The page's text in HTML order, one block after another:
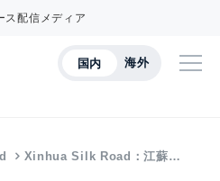
ス配信メディア
国内 海外
Xinhua Silk Road：江蘇…